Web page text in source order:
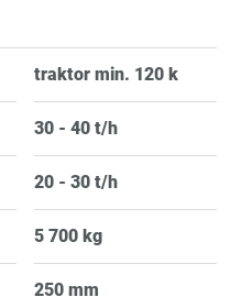
traktor min. 120 k
30 - 40 t/h
20 - 30 t/h
5 700 kg
250 mm